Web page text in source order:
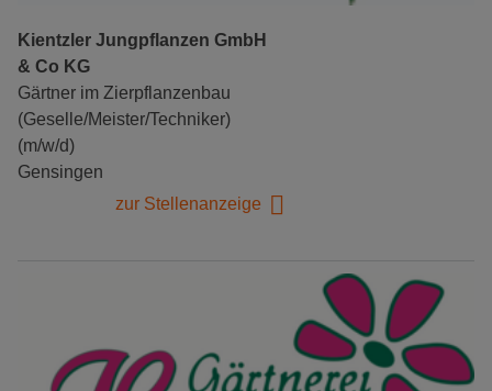
Kientzler Jungpflanzen GmbH
& Co KG
Gärtner im Zierpflanzenbau
(Geselle/Meister/Techniker)
(m/w/d)
Gensingen
zur Stellenanzeige